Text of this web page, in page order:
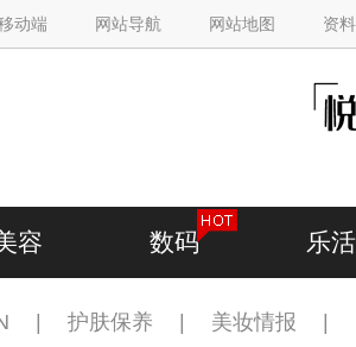
动端 网站导航 网站地图 资
容 数码 乐活
护肤保养 美妆情报